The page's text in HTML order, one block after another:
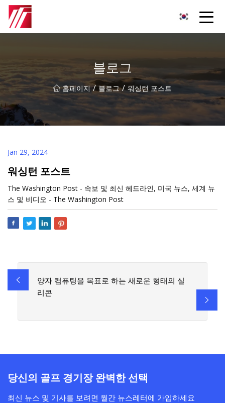
블로그
홈페이지 / 블로그 / 워싱턴 포스트
Jan 29, 2024
워싱턴 포스트
The Washington Post - 속보 및 최신 헤드라인, 미국 뉴스, 세계 뉴
스 및 비디오 - The Washington Post
양자 컴퓨팅을 목표로 하는 새로운 형태의 실
리콘
당신의 골프 경기장 완벽한 선택
최신 뉴스 및 기사를 보려면 월간 뉴스레터에 가입하세요